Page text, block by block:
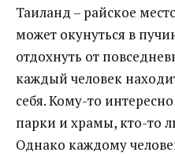
Таиланд – райское
может окунуться в
отдохнуть от
каждый человек
себя. Кому-то
парки и храмы, кто-то
Однако каждому